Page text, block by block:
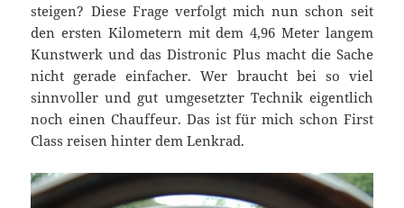
steigen? Diese Frage verfolgt mich nun schon seit
den ersten Kilometern mit dem 4,96 Meter langem
Kunstwerk und das Distronic Plus macht die Sache
nicht gerade einfacher. Wer braucht bei so viel
sinnvoller und gut umgesetzter Technik eigentlich
noch einen Chauffeur. Das ist für mich schon First
Class reisen hinter dem Lenkrad.